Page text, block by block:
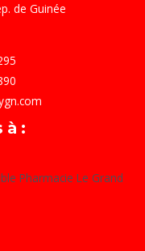
de Guinée
à :
Pharmacie Le Grand